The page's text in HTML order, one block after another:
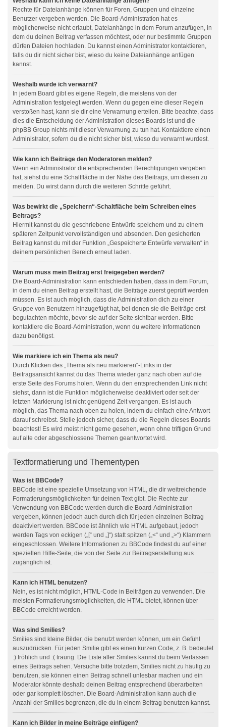
Rechte für Dateianhänge können für Foren, Gruppen und einzelne
Benutzer vergeben werden. Die Board-Administration hat es
möglicherweise nicht erlaubt, Dateianhänge in dem Forum anzufügen, in
dem du deinen Beitrag verfassen möchtest, oder nur bestimmte Gruppen
dürfen Dateien hochladen. Du kannst einen Administrator kontaktieren,
falls du dir nicht sicher bist, wieso du keine Dateianhänge anfügen
kannst.
Weshalb wurde ich verwarnt?
In jedem Board gibt es eigene Regeln, die meistens von der
Administration festgelegt werden. Wenn du gegen eine dieser Regeln
verstoßen hast, kann sie dir eine Verwarnung erteilen. Bitte beachte, dass
dies die Entscheidung der Administration dieses Boards ist und die
phpBB Group nichts mit dieser Verwarnung zu tun hat. Kontaktiere einen
Administrator, sofern du die nicht sicher bist, wieso du verwarnt wurdest.
Wie kann ich Beiträge den Moderatoren melden?
Wenn ein Administrator die entsprechenden Berechtigungen vergeben
hat, siehst du eine Schaltfläche in der Nähe des Beitrags, um diesen zu
melden. Du wirst dann durch die weiteren Schritte geführt.
Was bewirkt die „Speichern“-Schaltfläche beim Schreiben eines
Beitrags?
Hiermit kannst du die geschriebene Entwürfe speichern und zu einem
späteren Zeitpunkt vervollständigen und absenden. Den gesicherten
Beitrag kannst du mit der Funktion „Gespeicherte Entwürfe verwalten“ in
deinem persönlichen Bereich erneut laden.
Warum muss mein Beitrag erst freigegeben werden?
Die Board-Administration kann entschieden haben, dass in dem Forum,
in dem du einen Beitrag erstellt hast, die Beiträge zuerst geprüft werden
müssen. Es ist auch möglich, dass die Administration dich zu einer
Gruppe von Benutzern hinzugefügt hat, bei denen sie die Beiträge erst
begutachten möchte, bevor sie auf der Seite sichtbar werden. Bitte
kontaktiere die Board-Administration, wenn du weitere Informationen
dazu benötigst.
Wie markiere ich ein Thema als neu?
Durch Klicken des „Thema als neu markieren“-Links in der
Beitragsansicht kannst du das Thema wieder ganz nach oben auf die
erste Seite des Forums holen. Wenn du den entsprechenden Link nicht
siehst, dann ist die Funktion möglicherweise deaktiviert oder seit der
letzten Markierung ist nicht genügend Zeit vergangen. Es ist auch
möglich, das Thema nach oben zu holen, indem du einfach eine Antwort
darauf schreibst. Stelle jedoch sicher, dass du die Regeln dieses Boards
beachtest! Es wird meist nicht gerne gesehen, wenn ohne triftigen Grund
auf alte oder abgeschlossene Themen geantwortet wird.
Textformatierung und Thementypen
Was ist BBCode?
BBCode ist eine spezielle Umsetzung von HTML, die dir weitreichende
Formatierungsmöglichkeiten für deinen Text gibt. Die Rechte zur
Verwendung von BBCode werden durch die Board-Administration
vergeben, können jedoch auch durch dich für jeden einzelnen Beitrag
deaktiviert werden. BBCode ist ähnlich wie HTML aufgebaut, jedoch
werden Tags von eckigen („[“ und „]“) statt spitzen („<“ und „>“) Klammern
eingeschlossen. Weitere Informationen zu BBCode findest du auf einer
speziellen Hilfe-Seite, die von der Seite zur Beitragserstellung aus
zugänglich ist.
Kann ich HTML benutzen?
Nein, es ist nicht möglich, HTML-Code in Beiträgen zu verwenden. Die
meisten Formatierungsmöglichkeiten, die HTML bietet, können über
BBCode erreicht werden.
Was sind Smilies?
Smilies sind kleine Bilder, die benutzt werden können, um ein Gefühl
auszudrücken. Für jeden Smilie gibt es einen kurzen Code, z. B. bedeutet
:) fröhlich und :( traurig. Die Liste aller Smilies kannst du beim Verfassen
eines Beitrags sehen. Versuche bitte trotzdem, Smilies nicht zu häufig zu
benutzen, sie können einen Beitrag schnell unlesbar machen und ein
Moderator könnte deshalb deinen Beitrag entsprechend überarbeiten
oder gar komplett löschen. Die Board-Administration kann auch die
Anzahl der Smilies begrenzen, die du in einem Beitrag benutzen kannst.
Kann ich Bilder in meine Beiträge einfügen?